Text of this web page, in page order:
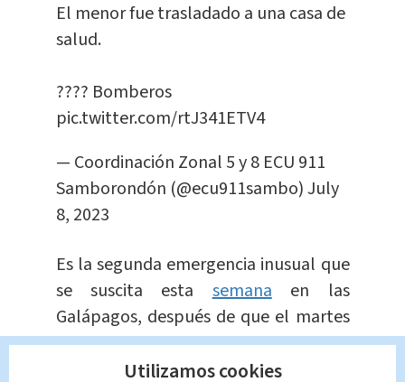
El menor fue trasladado a una casa de
salud.
???? Bomberos
pic.twitter.com/rtJ341ETV4
— Coordinación Zonal 5 y 8 ECU 911
Samborondón (@ecu911sambo)July
8, 2023
Es la segunda emergencia inusual que
se suscita estasemanaen las
Galápagos, después de que el martes
una turista mexicana con nacionalidad
estadounidense fuese mordida por
Utilizamos cookies